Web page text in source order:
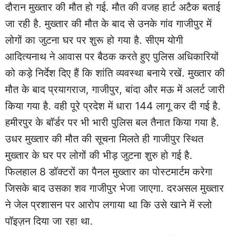
दौरान मुख्तार की मौत हो गई. मौत की वजह हार्ट अटैक बताई
जा रही है. मुख्तार की मौत के बाद से उनके गांव गाजीपुर में
लोगों का जुटना घर पर शुरू हो गया है. सीएम योगी
आदित्यनाथ ने आवास पर बैठक करते हुए पुलिस अधिकारियों
को कड़े निर्देश दिए हैं कि शांति व्यवस्था बनाये रखें. मुख्तार की
मौत के बाद प्रयागराज, गाजीपुर, बांदा और मऊ में अलर्ट जारी
किया गया है. वही पूरे प्रदेश में धारा 144 लागू कर दी गई है.
हमीरपुर के बॉर्डर पर भी भारी पुलिस बल तैनात किया गया है.
उधर मुख्तार की मौत की सूचना मिलते ही गाजीपुर स्थित
मुख्तार के घर पर लोगों की भीड़ जुटना शुरु हो गई है.
फिलहाल 8 डॉक्टरों का पैनल मुख्तार का पोस्टमार्टम करेगा
जिसके बाद उसका शव गाजीपुर भेजा जाएगा. दरअसल मुख्तार
ने जेल प्रशासन पर आरोप लगाया था कि उसे खाने में स्लो
पॉइज़न दिया जा रहा था.